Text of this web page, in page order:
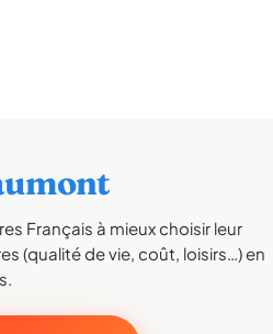
Français à mieux choisir leur
(qualité de vie, coût, loisirs…) en